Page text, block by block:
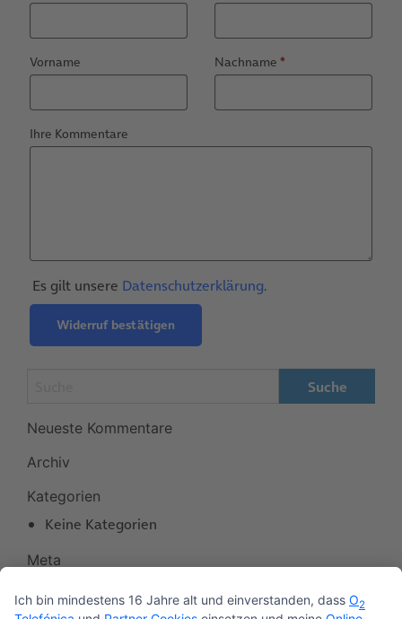
Vorname Nachname *erforderlich
Ihre Kommentare
Es gilt unsere Datenschutzerklärung.
Widerruf bestätigen
Neueste Kommentare
Archiv
Kategorien
Keine Kategorien
Meta
Eintrags-Feed